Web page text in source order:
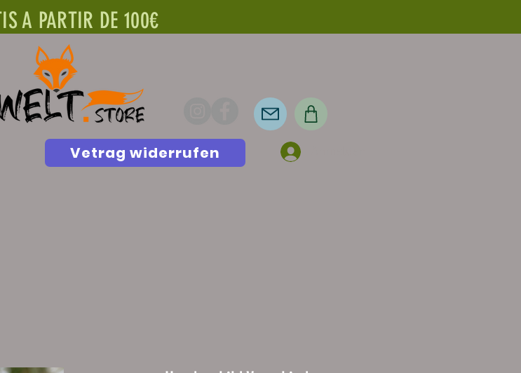
A PARTIR DE 100€
Vetrag widerrufen